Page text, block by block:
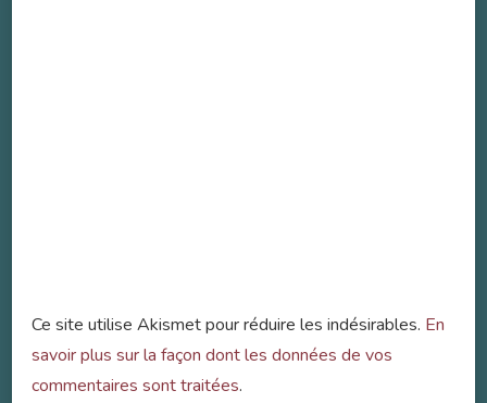
Ce site utilise Akismet pour réduire les indésirables. En
savoir plus sur la façon dont les données de vos
commentaires sont traitées.